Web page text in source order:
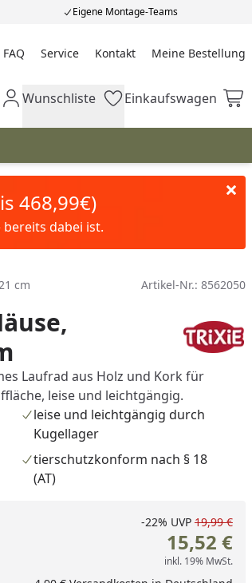
Eigene Montage-Teams
FAQ Service Kontakt Meine Bestellung
Meine Bestellung
Wunschliste
Wunschliste Einkaufswagen
Einkaufswagen
468,99€)
bereits dabei ist.
cm Artikel-Nr.: 8562050
Laufrad aus Holz und Kork für
leise und leichtgängig.
leise und leichtgängig durch
Kugellager
tierschutzkonform nach § 18
(AT)
eingeben
um eins erhöhen
-22% UVP 19,99 €
15,52 €
inkl. 19% MwSt.